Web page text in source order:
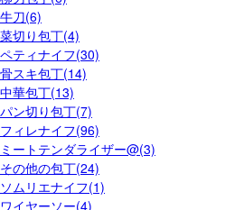
牛刀(6)
菜切り包丁(4)
ペティナイフ(30)
骨スキ包丁(14)
中華包丁(13)
パン切り包丁(7)
フィレナイフ(96)
ミートテンダライザー@(3)
その他の包丁(24)
ソムリエナイフ(1)
ワイヤーソー(4)